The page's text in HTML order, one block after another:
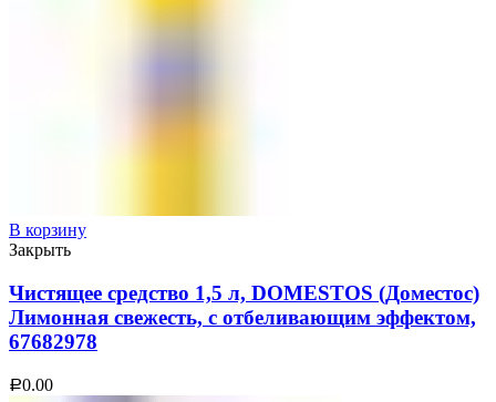
В корзину
Закрыть
Чистящее средство 1,5 л, DOMESTOS (Доместос)
Лимонная свежесть, с отбеливающим эффектом,
67682978
Р0.00